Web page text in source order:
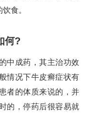
食。
何?
中成药，其主治功效
情况下牛皮癣症状有
者的体质来说的，并
的，停药后很容易就